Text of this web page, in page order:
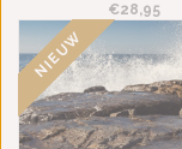
€28,95
NIEUW